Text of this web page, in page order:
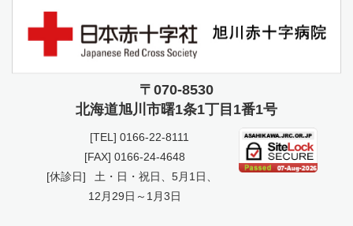
〒070-8530
北海道旭川市曙1条1丁目1番1号
[TEL] 0166-22-8111
[FAX] 0166-24-4648
[休診日]
土・日・祝日、5月1日、
12月29日～1月3日